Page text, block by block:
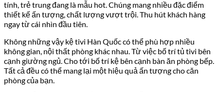
tính, trẻ trung đang là mẫu hot. Chúng mang nhiều đặc điểm
thiết kế ấn tượng, chất lượng vượt trội. Thu hút khách hàng
ngay từ cái nhìn đầu tiên.
Không những vậy kệ tivi Hàn Quốc có thể phù hợp nhiều
không gian, nội thất phòng khác nhau. Từ việc bố trí tủ tivi bên
cạnh giường ngủ. Cho tới bố trí kệ bên cạnh bàn ăn phòng bếp.
Tất cả đều có thể mang lại một hiệu quả ấn tượng cho căn
phòng của bạn.